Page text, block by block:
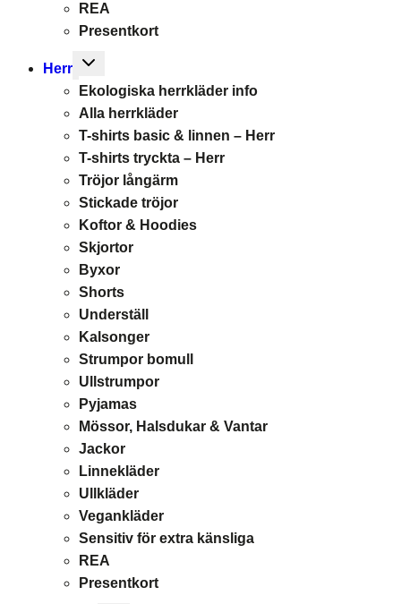
REA
Presentkort
Herr
Toggle
menu
Ekologiska herrkläder info
Alla herrkläder
T-shirts basic & linnen – Herr
T-shirts tryckta – Herr
Tröjor långärm
Stickade tröjor
Koftor & Hoodies
Skjortor
Byxor
Shorts
Underställ
Kalsonger
Strumpor bomull
Ullstrumpor
Pyjamas
Mössor, Halsdukar & Vantar
Jackor
Linnekläder
Ullkläder
Vegankläder
Sensitiv för extra känsliga
REA
Presentkort